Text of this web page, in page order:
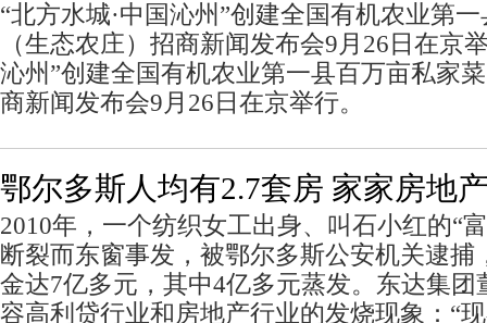
“北方水城·中国沁州”创建全国有机农业第
（生态农庄）招商新闻发布会9月26日在京
沁州”创建全国有机农业第一县百万亩私家
商新闻发布会9月26日在京举行。
鄂尔多斯人均有2.7套房 家家房地
2010年，一个纺织女工出身、叫石小红的“
断裂而东窗事发，被鄂尔多斯公安机关逮捕
金达7亿多元，其中4亿多元蒸发。东达集团
容高利贷行业和房地产行业的发烧现象：“